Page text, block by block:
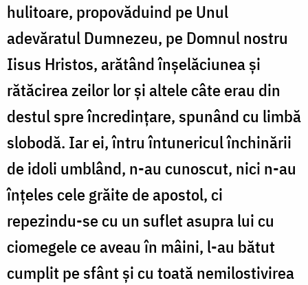
hulitoare, propovăduind pe Unul
adevăratul Dumnezeu, pe Domnul nostru
Iisus Hristos, arătând înșelăciunea și
rătăcirea zeilor lor și altele câte erau din
destul spre încredințare, spunând cu limbă
slobodă. Iar ei, întru întunericul închinării
de idoli umblând, n-au cunoscut, nici n-au
înțeles cele grăite de apostol, ci
repezindu-se cu un suflet asupra lui cu
ciomegele ce aveau în mâini, l-au bătut
cumplit pe sfânt și cu toată nemilostivirea